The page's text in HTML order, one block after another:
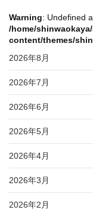
Warning: Undefined
/home/
content/themes/
2026年8月
2026年7月
2026年6月
2026年5月
2026年4月
2026年3月
2026年2月